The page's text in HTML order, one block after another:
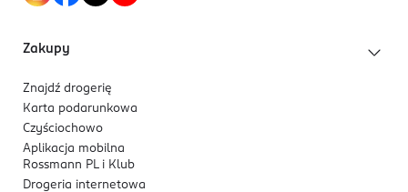
Zakupy
Znajdź drogerię
Karta podarunkowa
Czyściochowo
Aplikacja mobilna
Rossmann PL i Klub
Drogeria internetowa